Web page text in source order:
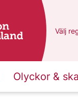
Du
Välj
Olyckor &